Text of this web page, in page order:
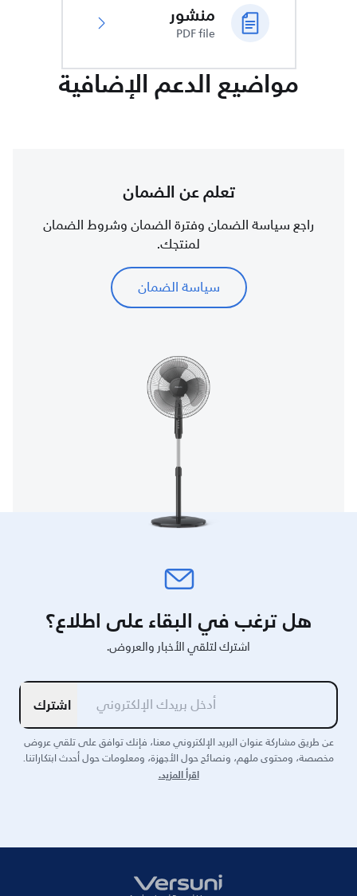
منشور
PDF file
مواضيع الدعم الإضافية
تعلم عن الضمان
راجع سياسة الضمان وفترة الضمان وشروط الضمان
لمنتجك.
سياسة الضمان
هل ترغب في البقاء على اطلاع؟
اشترك لتلقي الأخبار والعروض.
اشترك
عن طريق مشاركة عنوان البريد الإلكتروني معنا، فإنك توافق على تلقي عروض
مخصصة، ومحتوى ملهم، ونصائح حول الأجهزة، ومعلومات حول أحدث ابتكاراتنا.
اقرأ المزيد.